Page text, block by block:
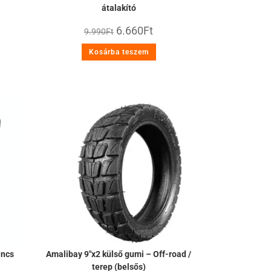
átalakító
9.990Ft 6.660Ft
Kosárba teszem
Amalibay 9″x2 külső gumi – Off-road /
terep (belsős)